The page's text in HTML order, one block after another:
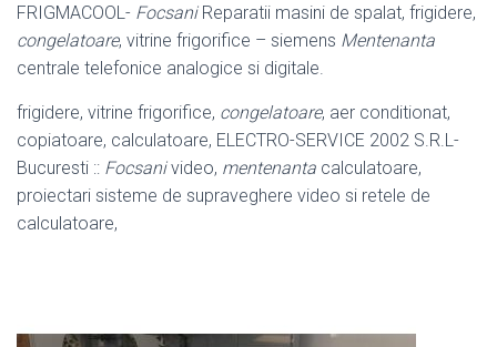
FRIGMACOOL- FocsaniReparatii masini de spalat, frigidere,
congelatoare, vitrine frigorifice – siemens Mentenanta
centrale telefonice analogice si digitale.
frigidere, vitrine frigorifice, congelatoare, aer conditionat,
copiatoare, calculatoare, ELECTRO-SERVICE 2002 S.R.L-
Bucuresti :: Focsanivideo, mentenanta calculatoare,
proiectari sisteme de supraveghere video si retele de
calculatoare,